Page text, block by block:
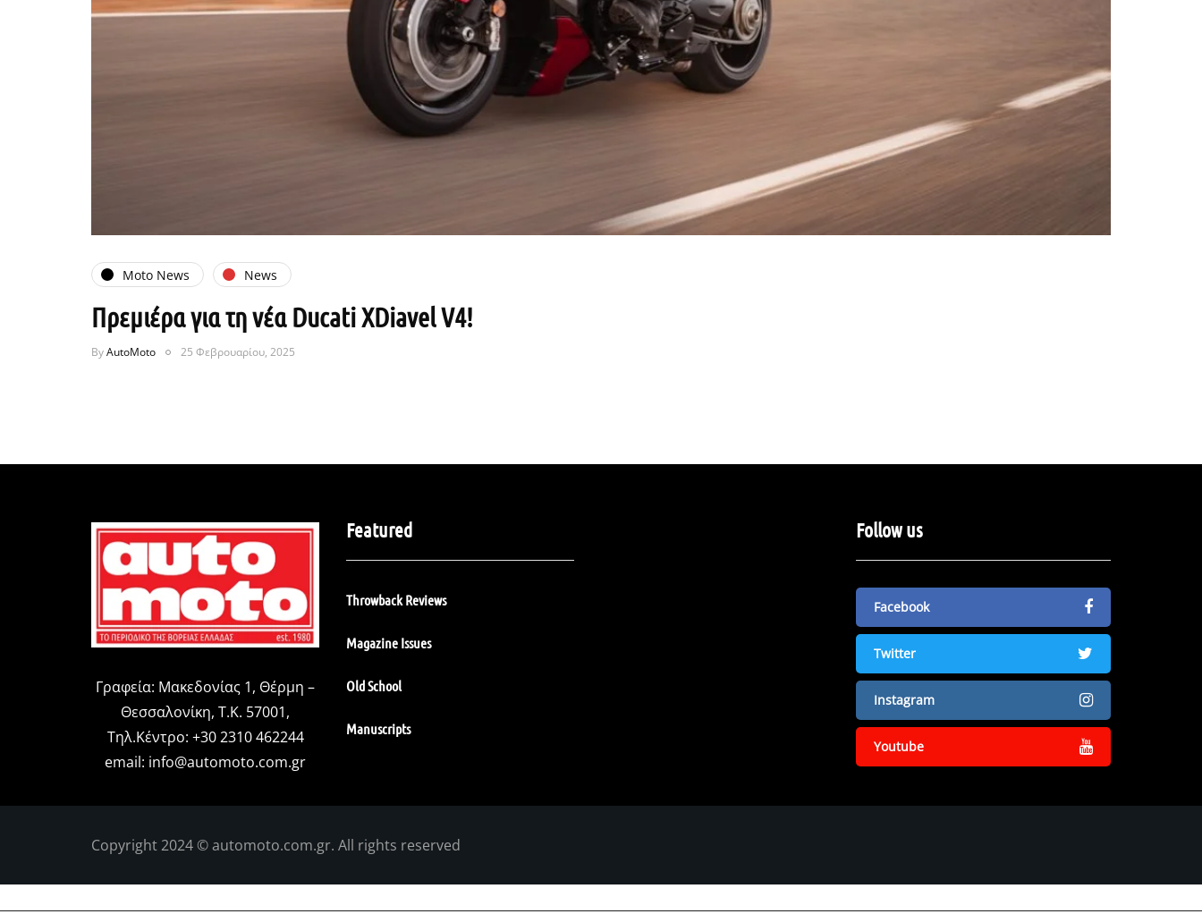
Moto News News
Πρεμιέρα για τη νέα Ducati XDiavel V4!
ByAutoMoto 25 Φεβρουαρίου, 2025
Γραφεία: Μακεδονίας 1, Θέρμη –
Θεσσαλονίκη, Τ.Κ. 57001,
Τηλ.Κέντρο: +30 2310 462244
email: info@automoto.com.gr
Featured
Throwback Reviews
Magazine Issues
Old School
Manuscripts
Follow us
Facebook
Twitter
Instagram
Youtube
Copyright 2024 © automoto.com.gr. All rights reserved